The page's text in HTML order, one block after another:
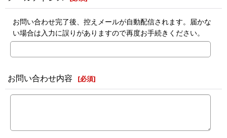
お問い合わせ完了後、控えメールが自動配信されます。届かな
い場合は入力に誤りがありますので再度お手続きください。
お問い合わせ内容 [必須]